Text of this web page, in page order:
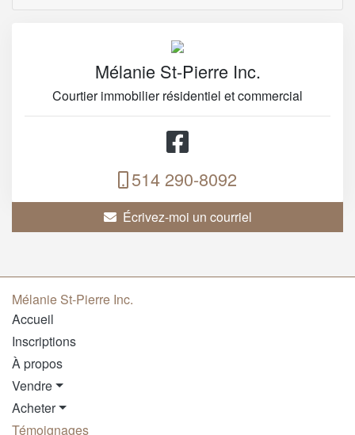
Mélanie St-Pierre Inc.
Courtier immobilier résidentiel et commercial
514 290-8092
Écrivez-moi un courriel
Mélanie St-Pierre Inc.
Accueil
Inscriptions
À propos
Vendre
Acheter
Témoignages